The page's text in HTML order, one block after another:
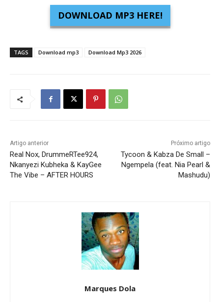
DOWNLOAD MP3 HERE!
TAGS Download mp3 Download Mp3 2026
Artigo anterior
Real Nox, DrummeRTee924,
Nkanyezi Kubheka & KayGee
The Vibe – AFTER HOURS
Próximo artigo
Tycoon & Kabza De Small –
Ngempela (feat. Nia Pearl &
Mashudu)
Marques Dola